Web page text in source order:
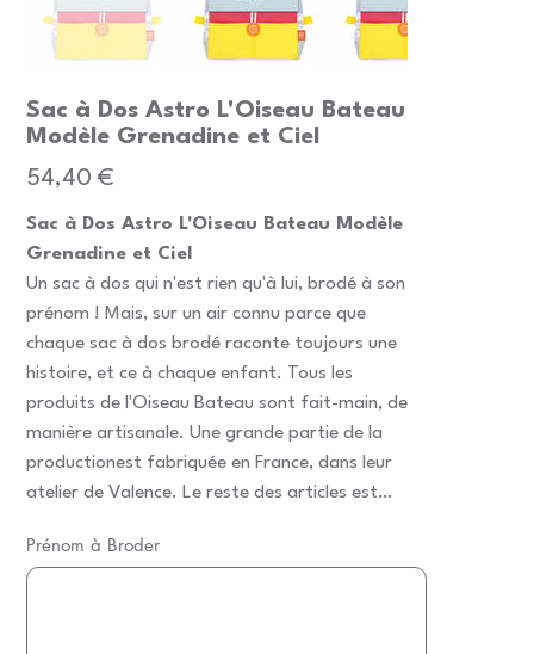
Sac à Dos Astro L'Oiseau Bateau
Modèle Grenadine et Ciel
Prix
54,40 €
Sac à Dos Astro L'Oiseau Bateau Modèle
Grenadine et Ciel
Un sac à dos qui n'est rien qu'à lui, brodé à son
prénom ! Mais, sur un air connu parce que
chaque sac à dos brodé raconte toujours une
histoire, et ce à chaque enfant. Tous les
produits de l'Oiseau Bateau sont fait-main, de
manière artisanale. Une grande partie de la
productionest fabriquée en France, dans leur
atelier de Valence. Le reste des articles est
est également d'origine française.La fermeture
intérieure du sac à dos s’effectue par un cordon
Prénom à Broder
20